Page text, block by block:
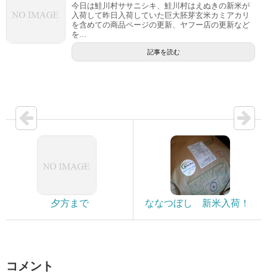
今日は鮭川村ササニシキ、鮭川村はえぬきの新米が
入荷して昨日入荷していた巨大胚芽玄米カミアカリ
を含めての商品ページの更新、ヤフー店の更新など
を...
記事を読む
夕方まで ななつぼし 新米入荷！
コメント